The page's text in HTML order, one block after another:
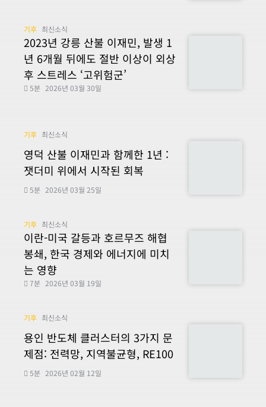
기후 최신소식
2023년 강릉 산불 이재민, 발생 1
년 6개월 뒤에도 절반 이상이 외상
후 스트레스 ‘고위험군’
5분 2026년 03월 30일
기후 최신소식
영덕 산불 이재민과 함께한 1년 :
잿더미 위에서 시작된 회복
5분 2026년 03월 25일
기후 최신소식
이란-미국 갈등과 호르무즈 해협
봉쇄, 한국 경제와 에너지에 미치
는 영향
7분 2026년 03월 19일
기후 최신소식
용인 반도체 클러스터의 3가지 문
제점: 전력망, 지역불균형, RE100
5분 2026년 02월 12일